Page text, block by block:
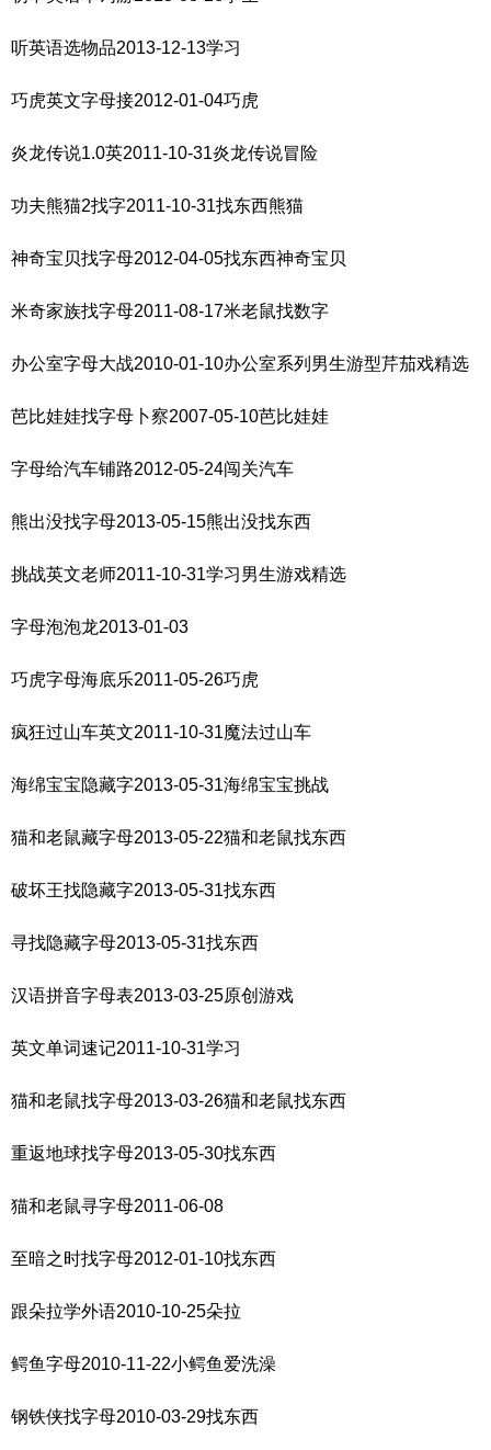
听英语选物品2013-12-13学习
巧虎英文字母接2012-01-04巧虎
炎龙传说1.0英2011-10-31炎龙传说冒险
功夫熊猫2找字2011-10-31找东西熊猫
神奇宝贝找字母2012-04-05找东西神奇宝贝
米奇家族找字母2011-08-17米老鼠找数字
办公室字母大战2010-01-10办公室系列男生游型芹茄戏精选
芭比娃娃找字母卜察2007-05-10芭比娃娃
字母给汽车铺路2012-05-24闯关汽车
熊出没找字母2013-05-15熊出没找东西
挑战英文老师2011-10-31学习男生游戏精选
字母泡泡龙2013-01-03
巧虎字母海底乐2011-05-26巧虎
疯狂过山车英文2011-10-31魔法过山车
海绵宝宝隐藏字2013-05-31海绵宝宝挑战
猫和老鼠藏字母2013-05-22猫和老鼠找东西
破坏王找隐藏字2013-05-31找东西
寻找隐藏字母2013-05-31找东西
汉语拼音字母表2013-03-25原创游戏
英文单词速记2011-10-31学习
猫和老鼠找字母2013-03-26猫和老鼠找东西
重返地球找字母2013-05-30找东西
猫和老鼠寻字母2011-06-08
至暗之时找字母2012-01-10找东西
跟朵拉学外语2010-10-25朵拉
鳄鱼字母2010-11-22小鳄鱼爱洗澡
钢铁侠找字母2010-03-29找东西